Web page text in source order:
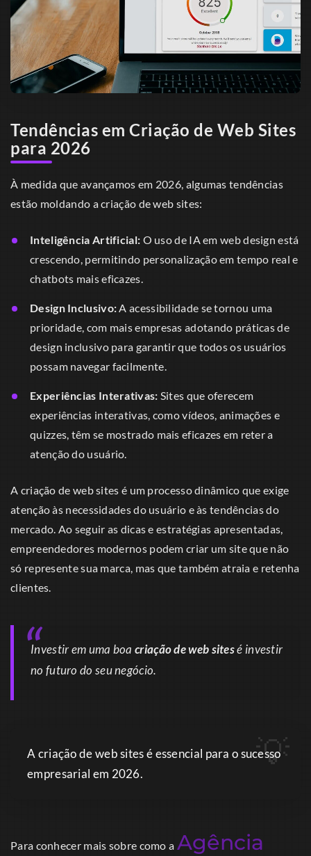
Tendências em Criação de Web Sites
para 2026
À medida que avançamos em 2026, algumas tendências
estão moldando a criação de web sites:
Inteligência Artificial: O uso de IA em web design está
crescendo, permitindo personalização em tempo real e
chatbots mais eficazes.
Design Inclusivo:A acessibilidade se tornou uma
prioridade, com mais empresas adotando práticas de
design inclusivo para garantir que todos os usuários
possam navegar facilmente.
Experiências Interativas: Sites que oferecem
experiências interativas, como vídeos, animações e
quizzes, têm se mostrado mais eficazes em reter a
atenção do usuário.
A criação de web sites é um processo dinâmico que exige
atenção às necessidades do usuário e às tendências do
mercado. Ao seguir as dicas e estratégias apresentadas,
empreendedores modernos podem criar um site que não
só represente sua marca, mas que também atraia e retenha
clientes.
Investir em uma boa criação de web sitesé investir
no futuro do seu negócio.
A criação de web sites é essencial para o sucesso
empresarial em 2026.
Para conhecer mais sobre como a Agência